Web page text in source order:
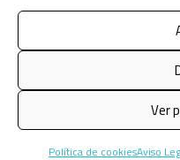
Ver
Política de cookiesAviso
Copyright © 2026
reservados.